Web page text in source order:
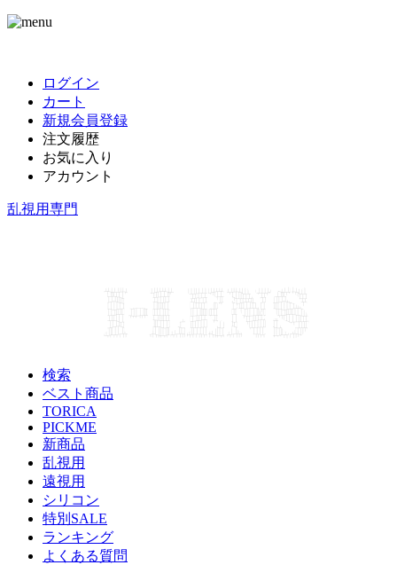
ログイン
カート
新規会員登録
注文履歴
お気に入り
アカウント
乱視用専門
検索
ベスト商品
TORICA
PICKME
新商品
乱視用
遠視用
シリコン
特別SALE
ランキング
よくある質問